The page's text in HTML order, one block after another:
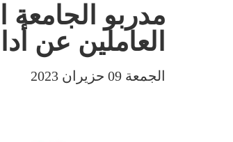
مدربو الجامعة
العاملين عن
الجمعة 09 حزيران 2023